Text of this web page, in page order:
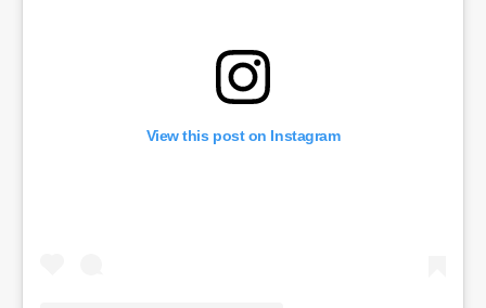
View this post on Instagram